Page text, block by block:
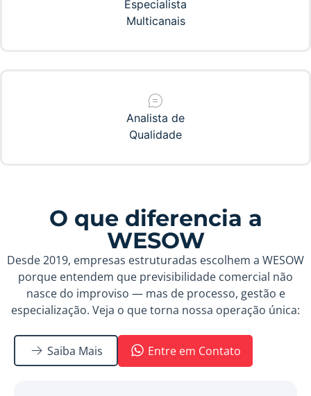
Especialista
Multicanais
Analista de
Qualidade
O que diferencia a
WESOW
Desde 2019, empresas estruturadas escolhem a WESOW
porque entendem que previsibilidade comercial não
nasce do improviso — mas de processo, gestão e
especialização. Veja o que torna nossa operação única:
Saiba Mais Entre em Contato